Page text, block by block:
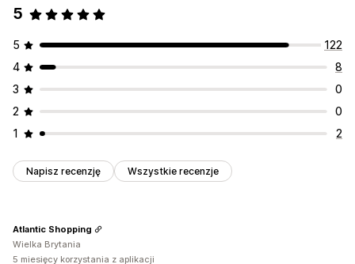
5
5
122
4
8
3
0
2
0
1
2
Napisz recenzję Wszystkie recenzje
Atlantic Shopping
Wielka Brytania
5 miesięcy korzystania z aplikacji